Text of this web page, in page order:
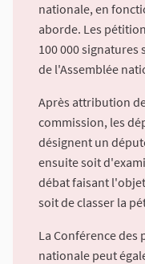
nationale, en
aborde. Les
100 000 signatures
de l'Assemblée
Après attribution
commission, les
désignent un
ensuite soit
débat faisant
soit de classer la
La Conférence des
nationale peut